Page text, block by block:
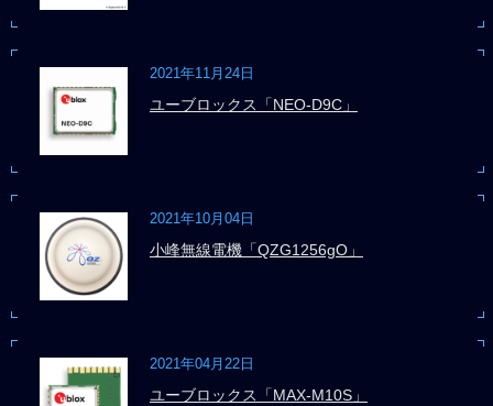
2021年11月24日
ユーブロックス「NEO-D9C」
2021年10月04日
小峰無線電機「QZG1256gO」
2021年04月22日
ユーブロックス「MAX-M10S」